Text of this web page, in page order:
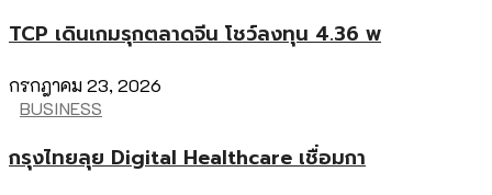
TCP เดินเกมรุกตลาดจีน โชว์ลงทุน 4.36 พ
กรกฎาคม 23, 2026
BUSINESS
กรุงไทยลุย Digital Healthcare เชื่อมกา